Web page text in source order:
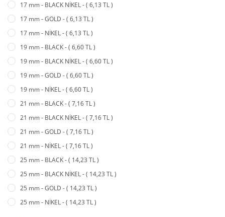
17 mm - BLACK NİKEL - ( 6,13 TL )
17 mm - GOLD - ( 6,13 TL )
17 mm - NİKEL - ( 6,13 TL )
19 mm - BLACK - ( 6,60 TL )
19 mm - BLACK NİKEL - ( 6,60 TL )
19 mm - GOLD - ( 6,60 TL )
19 mm - NİKEL - ( 6,60 TL )
21 mm - BLACK - ( 7,16 TL )
21 mm - BLACK NİKEL - ( 7,16 TL )
21 mm - GOLD - ( 7,16 TL )
21 mm - NİKEL - ( 7,16 TL )
25 mm - BLACK - ( 14,23 TL )
25 mm - BLACK NİKEL - ( 14,23 TL )
25 mm - GOLD - ( 14,23 TL )
25 mm - NİKEL - ( 14,23 TL )